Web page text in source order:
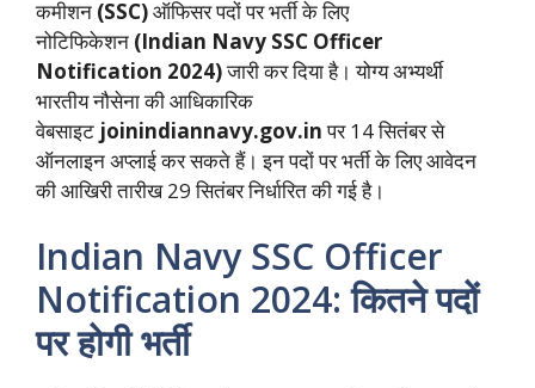
कमीशन (SSC)ऑफिसर पदों पर भर्ती के लिए
नोटिफिकेशन (Indian Navy SSC Officer
Notification 2024)जारी कर दिया है। योग्य अभ्यर्थी
भारतीय नौसेना की आधिकारिक
वेबसाइट joinindiannavy.gov.inपर 14 सितंबर से
ऑनलाइन अप्लाई कर सकते हैं। इन पदों पर भर्ती के लिए आवेदन
की आखिरी तारीख 29 सितंबर निर्धारित की गई है।
Indian Navy SSC Officer
Notification 2024: कितने पदों
पर होगी भर्ती